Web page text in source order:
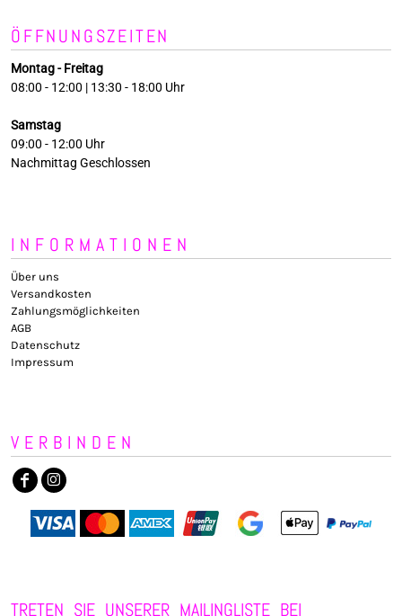
ÖFFNUNGSZEITEN
Montag - Freitag
08:00 - 12:00 | 13:30 - 18:00 Uhr
Samstag
09:00 - 12:00 Uhr
Nachmittag Geschlossen
INFORMATIONEN
Über uns
Versandkosten
Zahlungsmöglichkeiten
AGB
Datenschutz
Impressum
VERBINDEN
TRETEN SIE UNSERER MAILINGLISTE BEI